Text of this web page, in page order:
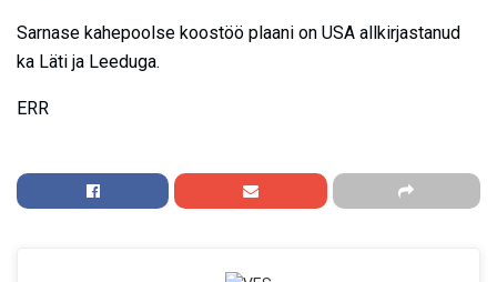
Sarnase kahepoolse koostöö plaani on USA allkirjastanud
ka Läti ja Leeduga.
ERR